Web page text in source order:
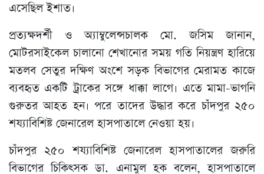
এসেছিল ইশাত।
প্রত্যক্ষদর্শী ও অ্যাম্বুলেন্সচালক মো. জসিম জানান,
মোটরসাইকেল চালানো শেখানোর সময় গতি নিয়ন্ত্রণ হারিয়ে
মতলব সেতুর দক্ষিণ অংশে সড়ক বিভাগের মেরামত কাজে
ব্যবহৃত একটি ট্রাকের সঙ্গে ধাক্কা লাগে। এতে মামা-ভাগনি
গুরুতর আহত হন। পরে তাদের উদ্ধার করে চাঁদপুর ২৫০
শয্যাবিশিষ্ট জেনারেল হাসপাতালে নেওয়া হয়।
চাঁদপুর ২৫০ শয্যাবিশিষ্ট জেনারেল হাসপাতালের জরুরি
বিভাগের চিকিৎসক ডা. এনামুল হক বলেন, হাসপাতালে